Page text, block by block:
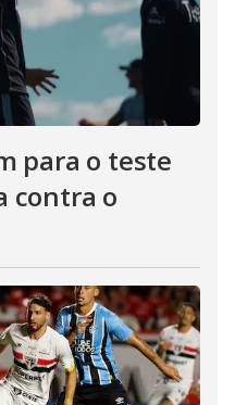
para o teste
contra o